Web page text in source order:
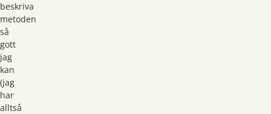
beskriva
metoden
så
gott
jag
kan
(jag
har
alltså